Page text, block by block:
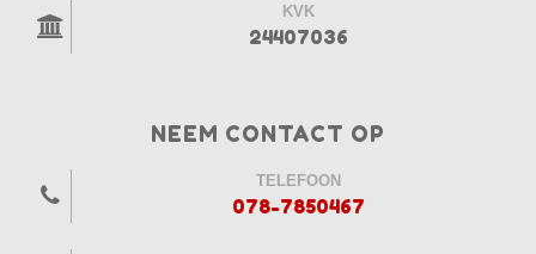
KVK
24407036
NEEM CONTACT OP
TELEFOON
078-7850467